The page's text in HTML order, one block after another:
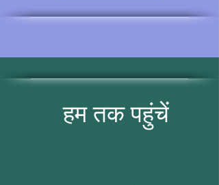
हम तक पहुंचें